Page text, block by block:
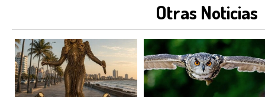
Otras Noticias